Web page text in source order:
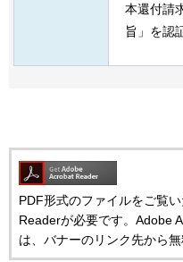
本還付請
旨」を認
PDF形式のファイルをご覧
Readerが必要です。Adobe
は、バナーのリンク先から